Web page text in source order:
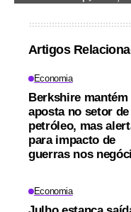
Artigos
Economia
Berkshire mantém
aposta no setor de
petróleo, mas
para impacto de
guerras nos
Economia